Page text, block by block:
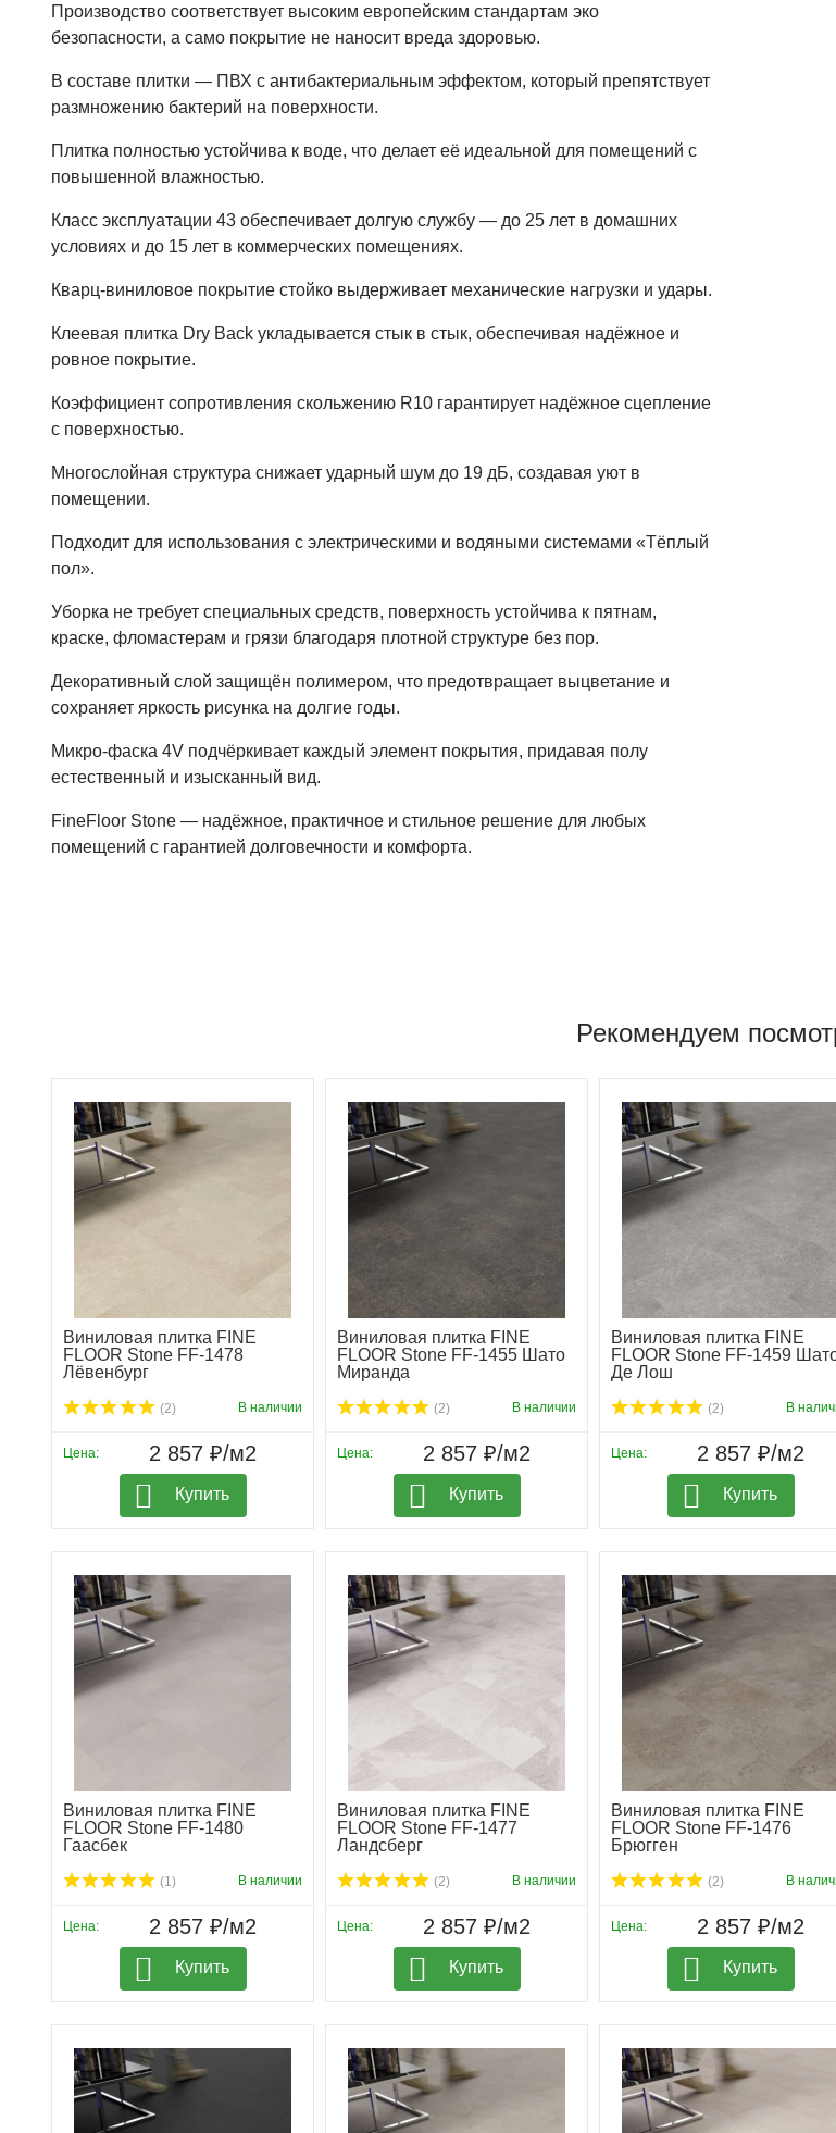
Производство соответствует высоким европейским стандартам эко
безопасности, а само покрытие не наносит вреда здоровью.
В составе плитки — ПВХ с антибактериальным эффектом, который препятствует
размножению бактерий на поверхности.
Плитка полностью устойчива к воде, что делает её идеальной для помещений с
повышенной влажностью.
Класс эксплуатации 43 обеспечивает долгую службу — до 25 лет в домашних
условиях и до 15 лет в коммерческих помещениях.
Кварц-виниловое покрытие стойко выдерживает механические нагрузки и удары.
Клеевая плитка Dry Back укладывается стык в стык, обеспечивая надёжное и
ровное покрытие.
Коэффициент сопротивления скольжению R10 гарантирует надёжное сцепление
с поверхностью.
Многослойная структура снижает ударный шум до 19 дБ, создавая уют в
помещении.
Подходит для использования с электрическими и водяными системами «Тёплый
пол».
Уборка не требует специальных средств, поверхность устойчива к пятнам,
краске, фломастерам и грязи благодаря плотной структуре без пор.
Декоративный слой защищён полимером, что предотвращает выцветание и
сохраняет яркость рисунка на долгие годы.
Микро-фаска 4V подчёркивает каждый элемент покрытия, придавая полу
естественный и изысканный вид.
FineFloor Stone — надёжное, практичное и стильное решение для любых
помещений с гарантией долговечности и комфорта.
Рекомендуем
Виниловая плитка FINE
FLOOR Stone FF-1478
Лёвенбург
(2) В наличии
Цена: 2 857 ₽/м2
Купить
Виниловая плитка FINE
FLOOR Stone FF-1455 Шато
Миранда
(2) В наличии
Цена: 2 857 ₽/м2
Купить
Виниловая плитка FINE
FLOOR Stone FF-1459
Де Лош
(2) В
Цена: 2 857 ₽/м2
Купить
Виниловая плитка FINE
FLOOR Stone FF-1480
Гаасбек
(1) В наличии
Цена: 2 857 ₽/м2
Купить
Виниловая плитка FINE
FLOOR Stone FF-1477
Ландсберг
(2) В наличии
Цена: 2 857 ₽/м2
Купить
Виниловая плитка FINE
FLOOR Stone FF-1476
Брюгген
(2) В
Цена: 2 857 ₽/м2
Купить